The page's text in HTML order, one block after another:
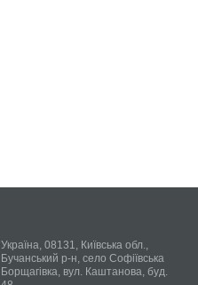
Україна, 08131, Київська обл.,
Бучанський р-н, село Софіївська
Борщагівка, вул. Каштанова, буд.